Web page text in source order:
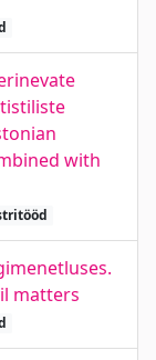
with
matters